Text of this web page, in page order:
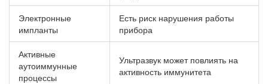
Электронные
импланты
Есть риск нарушения работы
прибора
Активные
аутоиммунные
процессы
Ультразвук может повлиять на
активность иммунитета